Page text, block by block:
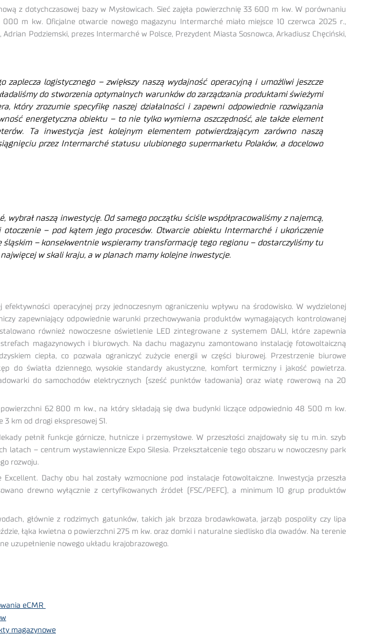
z dotychczasowej bazy w Mysłowicach. Sieć zajęła powierzchnię 33 600 m kw. W porównaniu
m kw. Oficjalne otwarcie nowego magazynu Intermarché miało miejsce 10 czerwca 2025 r.,
Podziemski, prezes Intermarché w Polsce, Prezydent Miasta Sosnowca, Arkadiusz Chęciński,
logistycznego – zwiększy naszą wydajność operacyjną i umożliwi jeszcze
do stworzenia optymalnych warunków do zarządzania produktami świeżymi
który zrozumie specyfikę naszej działalności i zapewni odpowiednie rozwiązania
energetyczna obiektu – to nie tylko wymierna oszczędność, ale także element
Ta inwestycja jest kolejnym elementem potwierdzającym zarówno naszą
przez Intermarché statusu ulubionego supermarketu Polaków, a docelowo
naszą inwestycję. Od samego początku ściśle współpracowaliśmy z najemcą,
– pod kątem jego procesów. Otwarcie obiektu Intermarché i ukończenie
– konsekwentnie wspieramy transformację tego regionu – dostarczyliśmy tu
w skali kraju, a w planach mamy kolejne inwestycje.
operacyjnej przy jednoczesnym ograniczeniu wpływu na środowisko. W wydzielonej
zapewniający odpowiednie warunki przechowywania produktów wymagających kontrolowanej
również nowoczesne oświetlenie LED zintegrowane z systemem DALI, które zapewnia
magazynowych i biurowych. Na dachu magazynu zamontowano instalację fotowoltaiczną
ciepła, co pozwala ograniczyć zużycie energii w części biurowej. Przestrzenie biurowe
do światła dziennego, wysokie standardy akustyczne, komfort termiczny i jakość powietrza.
do samochodów elektrycznych (sześć punktów ładowania) oraz wiatę rowerową na 20
62 800 m kw., na który składają się dwa budynki liczące odpowiednio 48 500 m kw.
km od drogi ekspresowej S1.
pełnił funkcje górnicze, hutnicze i przemysłowe. W przeszłości znajdowały się tu m.in. szyb
latach – centrum wystawiennicze Expo Silesia. Przekształcenie tego obszaru w nowoczesny park
rozwoju.
Dachy obu hal zostały wzmocnione pod instalacje fotowoltaiczne. Inwestycja przeszła
drewno wyłącznie z certyfikowanych źródeł (FSC/PEFC), a minimum 10 grup produktów
głównie z rodzimych gatunków, takich jak brzoza brodawkowata, jarząb pospolity czy lipa
łąka kwietna o powierzchni 275 m kw. oraz domki i naturalne siedlisko dla owadów. Na terenie
uzupełnienie nowego układu krajobrazowego.
eCMR
magazynowe